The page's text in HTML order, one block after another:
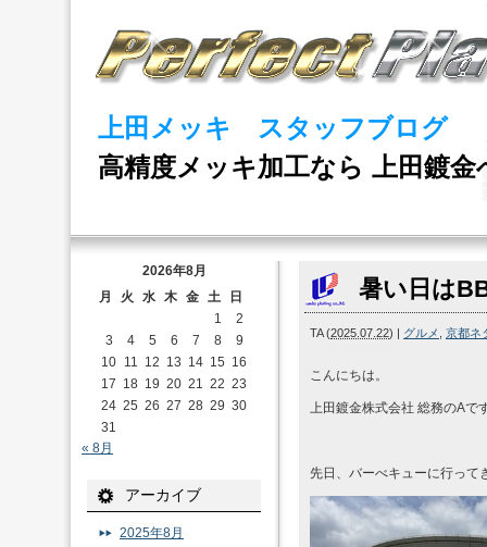
上田メッキ スタッフブログ
高精度メッキ加工なら 上田鍍金
暑い日は
TA(2025.07.22) | グルメ 京都ネ
こんにちは。
上田鍍金株式会社 総務のAで
先日、バーべキューに行って
2026年8月
月
火 水 木 金 土
日
1
2
3
4 5 6 7 8
9
10 11 12 13 14 15 16
17 18 19 20 21 22 23
24 25 26 27 28 29 30
31
« 8月
アーカイブ
2025年8月